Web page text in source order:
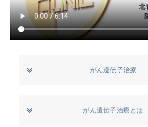
がん遺伝子治療
がん遺伝子治療とは